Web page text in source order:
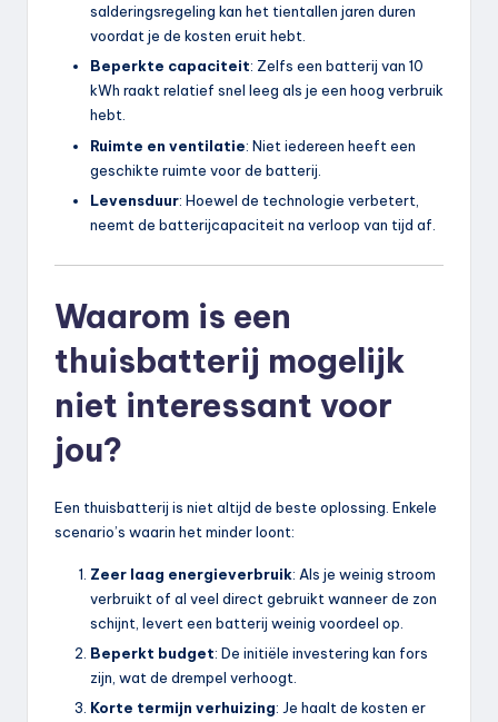
salderingsregeling kan het tientallen jaren duren
voordat je de kosten eruit hebt.
Beperkte capaciteit: Zelfs een batterij van 10
kWh raakt relatief snel leeg als je een hoog verbruik
hebt.
Ruimte en ventilatie: Niet iedereen heeft een
geschikte ruimte voor de batterij.
Levensduur: Hoewel de technologie verbetert,
neemt de batterijcapaciteit na verloop van tijd af.
Waarom is een
thuisbatterij mogelijk
niet interessant voor
jou?
Een thuisbatterij is niet altijd de beste oplossing. Enkele
scenario’s waarin het minder loont:
Zeer laag energieverbruik: Als je weinig stroom
verbruikt of al veel direct gebruikt wanneer de zon
schijnt, levert een batterij weinig voordeel op.
Beperkt budget: De initiële investering kan fors
zijn, wat de drempel verhoogt.
Korte termijn verhuizing: Je haalt de kosten er